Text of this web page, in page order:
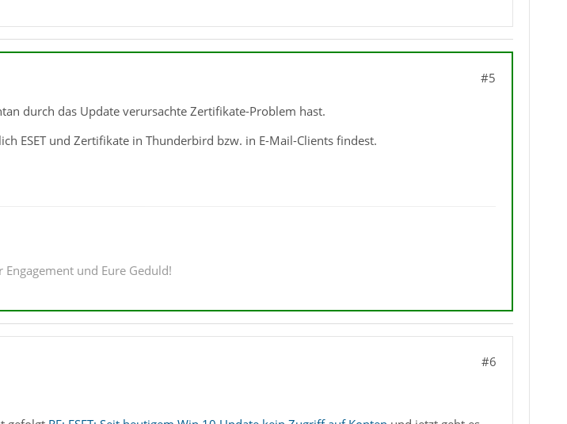
#5
durch das Update verursachte Zertifikate-Problem hast.
ESET und Zertifikate in Thunderbird bzw. in E-Mail-Clients findest.
Engagement und Eure Geduld!
#6